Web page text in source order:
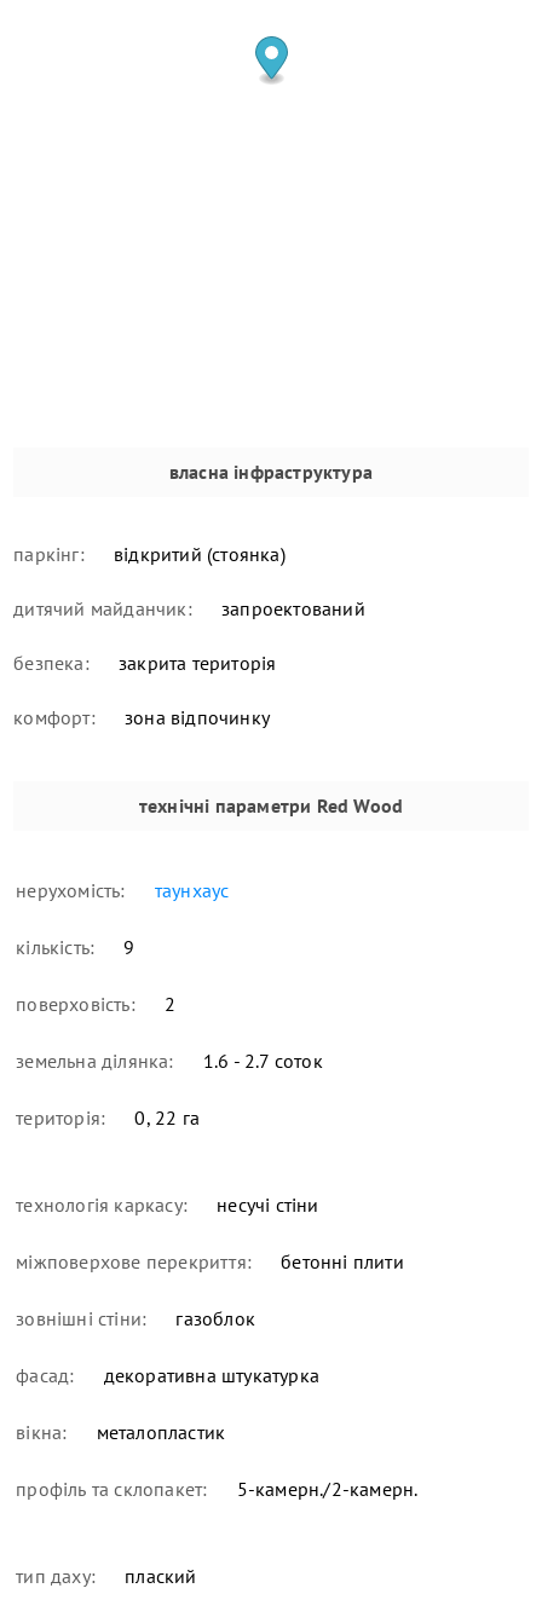
власна інфраструктура
паркінг: відкритий (стоянка)
дитячий майданчик: запроектований
безпека: закрита територія
комфорт: зона відпочинку
технічні параметри Red Wood
нерухомість: таунхаус
кількість: 9
поверховість: 2
земельна ділянка: 1.6 - 2.7 соток
територія: 0, 22 га
технологія каркасу: несучі стіни
міжповерхове перекриття: бетонні плити
зовнішні стіни: газоблок
фасад: декоративна штукатурка
вікна: металопластик
профіль та склопакет: 5-камерн./2-камерн.
тип даху: плаский